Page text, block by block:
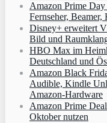
Amazon Prime
Fernseher,
Disney+ erweitert
Bild und
HBO Max im
Deutschland und
Amazon Black
Audible, Kindle
Amazon‑Hardware
Amazon Prime
Oktober nutzen